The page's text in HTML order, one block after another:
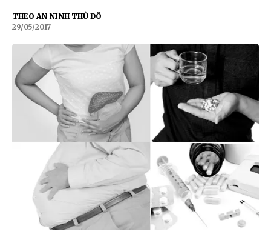
THEO AN NINH THỦ ĐÔ
29/05/2017